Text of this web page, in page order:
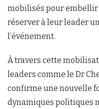
mobilisés pour
réserver à leur leader
l’événement.
À travers cette
leaders comme le Dr
confirme une nouvelle
dynamiques politiques